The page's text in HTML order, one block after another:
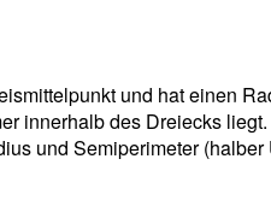
und hat einen
innerhalb des Dreiecks
und Semiperimeter (halber